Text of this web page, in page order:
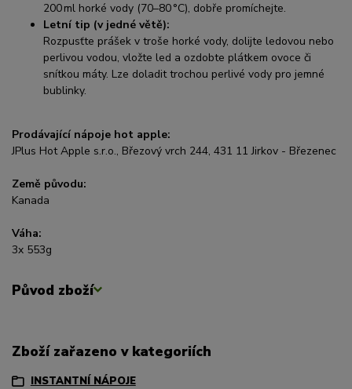
200 ml horké vody (70–80 °C), dobře promíchejte.
Letní tip (v jedné větě):
Rozpusťte prášek v troše horké vody, dolijte ledovou nebo
perlivou vodou, vložte led a ozdobte plátkem ovoce či
snítkou máty. Lze doladit trochou perlivé vody pro jemné
bublinky.
Prodávající nápoje hot apple:
JPlus Hot Apple s.r.o., Březový vrch 244, 431 11 Jirkov - Březenec
Země původu:
Kanada
Váha:
3x 553g
Původ zboží
Zboží zařazeno v kategoriích
INSTANTNÍ NÁPOJE